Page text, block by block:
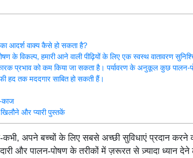
आदर्श वाक्य कैसे हो सकता है?
के विकल्प, हमारी आने वाली पीढ़ियों के लिए एक स्वस्थ वातावरण
प्रभाव को कम किया जा सकता है। पर्यावरण के अनुकूल कुछ पालन-
हद तक मददगार साबित हो सकती हैं।
काज
और प्यारी पुस्तकें
कभी, अपने बच्चों के लिए सबसे अच्छी सुविधाएं प्रदान करने
और पालन-पोषण के तरीकों में ज़रूरत से ज़्यादा ध्यान